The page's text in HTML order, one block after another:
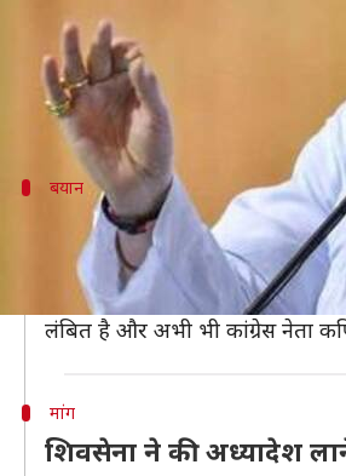
राम मंदिर मामला पिछले कई दिनों से
रविवार को विश्व हिंदू परिषद
अध्यादेश लाने की मांग की थी।
बयान
राम मंदिर का निर्माण
मीडिया रिपोर्ट्स के मुताबिक, अमित
अमित शाह ने एक इंटरव्यू में कहा,
लंबित है और अभी भी कांग्रेस नेता
मांग
शिवसेना ने की अध्यादेश